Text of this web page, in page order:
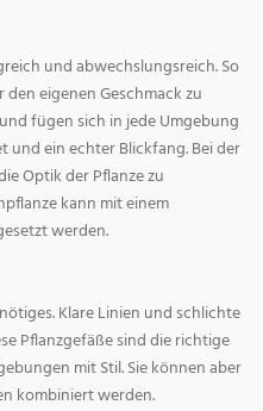
und abwechslungsreich. So
eigenen Geschmack zu
fügen sich in jede Umgebung
und ein echter Blickfang. Bei der
Optik der Pflanze zu
kann mit einem
werden.
Klare Linien und schlichte
Pflanzgefäße sind die richtige
mit Stil. Sie können aber
kombiniert werden.